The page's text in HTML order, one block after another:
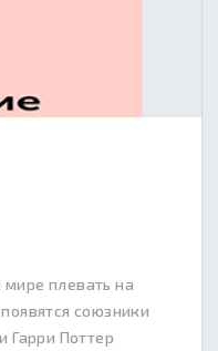
мире плевать на
союзники
Гарри Поттер